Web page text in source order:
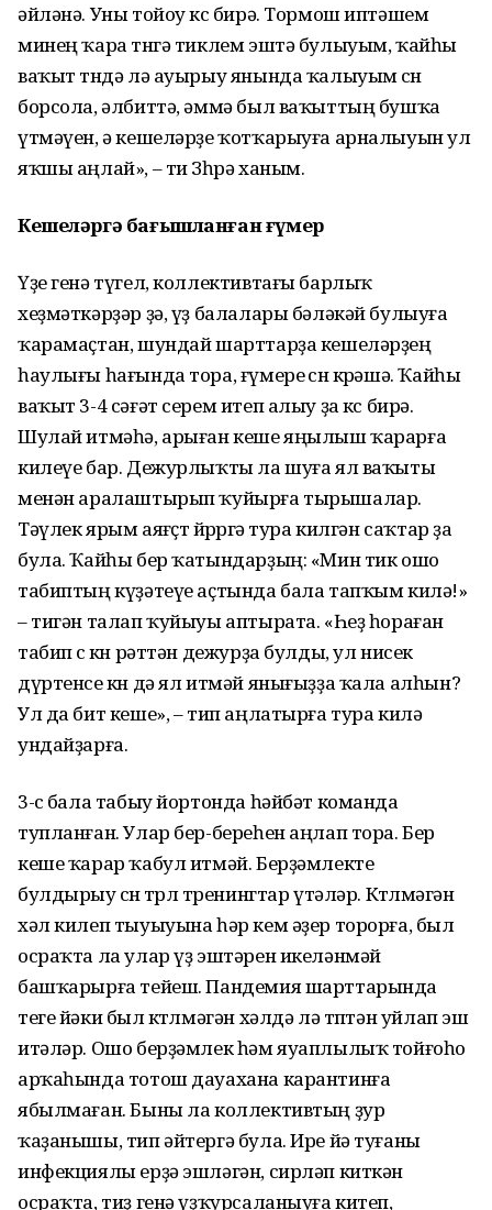
әйләнә. Уны тойоу көс бирә. Тормош иптәшем
минең ҡара төнгә тиклем эштә булыуым, ҡайһы
ваҡыт төндә лә ауырыу янында ҡалыуым өсөн
борсола, әлбиттә, әммә был ваҡыттың бушҡа
үтмәүен, ә кешеләрҙе ҡотҡарыуға арналыуын ул
яҡшы аңлай», – ти Зөһрә ханым.
Кешеләргә бағышланған ғүмер
Үҙе генә түгел, коллективтағы барлыҡ
хеҙмәткәрҙәр ҙә, үҙ балалары бәләкәй булыуға
ҡарамаҫтан, шундай шарттарҙа кешеләрҙең
һаулығы һағында тора, ғүмере өсөн көрәшә. Ҡайһы
ваҡыт 3-4 сәғәт серем итеп алыу ҙа көс бирә.
Шулай итмәһә, арыған кеше яңылыш ҡарарға
килеүе бар. Дежурлыҡты ла шуға ял ваҡыты
менән аралаштырып ҡуйырға тыры­шалар.
Тәүлек ярым аяғөҫтө йөрөргә тура килгән саҡтар ҙа
була. Ҡайһы бер ҡатындарҙың: «Мин тик ошо
табиптың күҙәтеүе аҫтында бала тапҡым килә!»
– тигән талап ҡуйыуы аптырата. «Һеҙ һораған
табип өс көн рәттән дежурҙа булды, ул нисек
дүртенсе көн дә ял итмәй янығыҙҙа ҡала алһын?
Ул да бит кеше», – тип аңлатырға тура килә
ундайҙарға.
3-сө бала табыу йортонда һәйбәт команда
тупланған. Улар бер-береһен аңлап тора. Бер
кеше ҡарар ҡабул итмәй. Берҙәмлекте
булдырыу өсөн төрлө тренингтар үтәләр. Көтөлмәгән
хәл килеп тыуыуына һәр кем әҙер торорға, был
осраҡта ла улар үҙ эштәрен икеләнмәй
башҡарырға тейеш. Пандемия шарттарында
теге йәки был көтөлмәгән хәлдә лә төптән уйлап эш
итәләр. Ошо берҙәмлек һәм яуаплылыҡ тойғоһо
арҡаһында тотош дауахана карантинға
ябылмаған. Быны ла коллективтың ҙур
ҡаҙанышы, тип әйтергә була. Ире йә туғаны
инфекциялы ерҙә эшләгән, сирләп киткән
осраҡта, тиҙ генә үҙҡурсаланыуға китеп,